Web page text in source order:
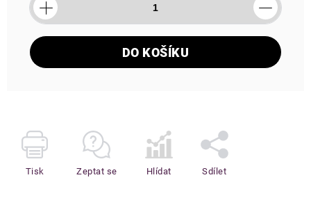
DO KOŠÍKU
Tisk Zeptat se Hlídat Sdílet